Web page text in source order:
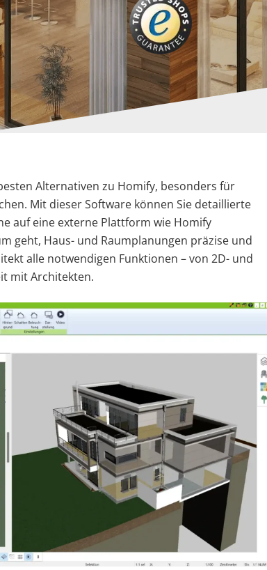
Alternativen zu Homify, besonders für
Mit dieser Software können Sie detaillierte
auf eine externe Plattform wie Homify
geht, Haus- und Raumplanungen präzise und
alle notwendigen Funktionen – von 2D- und
mit Architekten.